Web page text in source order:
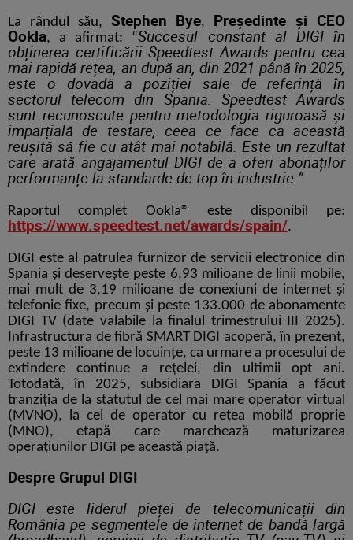
La rândul său, Stephen Bye, Președinte și CEO
Ookla, a afirmat: “Succesul constant al DIGIîn
obținerea certificării Speedtest Awards pentru cea
mai rapidă rețea, an după an, din 2021 până în 2025,
este o dovadă a poziției sale de referință în
sectorul telecom din Spania. Speedtest Awards
sunt recunoscute pentru metodologia riguroasă și
imparțială de testare, ceea ce face ca această
reușită să fie cu atât mai notabilă. Este un rezultat
care arată angajamentul DIGI de a oferi abonaților
performanțe la standarde de top în industrie.”
Raportul complet Ookla® este disponibil pe:
https://www.speedtest.net/awards/spain/.
DIGI este al patrulea furnizor de servicii electronice din
Spania și deservește peste 6,93 milioane de linii mobile,
mai mult de 3,19 milioane de conexiuni de internet și
telefonie fixe, precum și peste 133.000 de abonamente
DIGI TV (date valabile la finalul trimestrului III 2025).
Infrastructura de fibră SMART DIGI acoperă, în prezent,
peste 13 milioane de locuințe, ca urmare a procesului de
extindere continue a rețelei, din ultimii opt ani.
Totodată, în 2025, subsidiara DIGI Spania a făcut
tranziția de la statutul de cel mai mare operator virtual
(MVNO), la cel de operator cu rețea mobilă proprie
(MNO), etapă care marchează maturizarea
operațiunilor DIGI pe această piață.
Despre Grupul DIGI
DIGI este liderul pieței de telecomunicații din
România pe segmentele de internet de bandă largă